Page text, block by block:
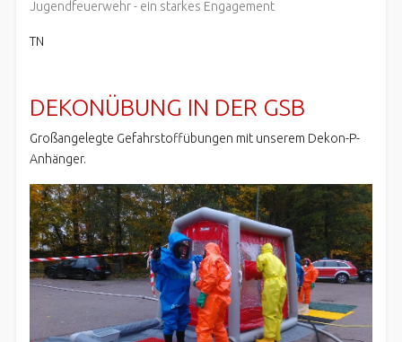
Jugendfeuerwehr - ein starkes Engagement
TN
DEKONÜBUNG IN DER GSB
Großangelegte Gefahrstoffübungen mit unserem Dekon-P-
Anhänger.